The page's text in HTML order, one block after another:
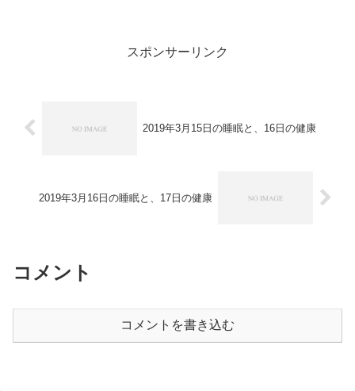
スポンサーリンク
2019年3月15日の睡眠と、16日の健康
2019年3月16日の睡眠と、17日の健康
コメント
コメントを書き込む